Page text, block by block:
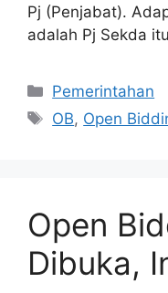
Pj (Penjabat).
adalah Pj Sekda
Kategori
Pemerintahan
Tag
OB, Open
Open
Dibuka,